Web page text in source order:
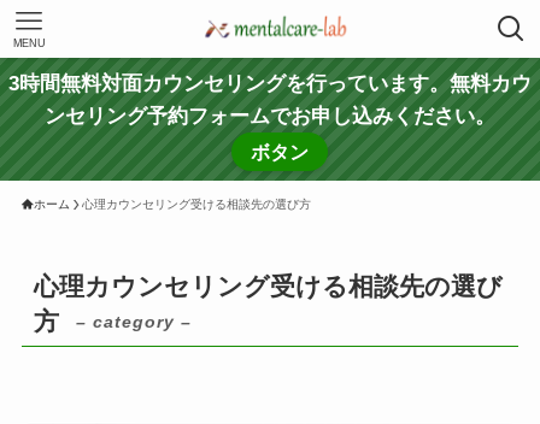
MENU
3時間無料対面カウンセリングを行っています。無料カウ
ンセリング予約フォームでお申し込みください。
ボタン
ホーム 心理カウンセリング受ける相談先の選び方
心理カウンセリング受ける相談先の選び
方
– category –